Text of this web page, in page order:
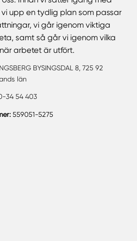
upp en tydlig plan som passar
vi går igenom viktiga
samt så går vi igenom vilka
arbetet är utfört.
BYSINGSDAL 8, 725 92
län
34 54 403
559051-5275